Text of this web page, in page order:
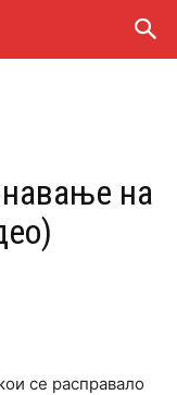
на
се расправало